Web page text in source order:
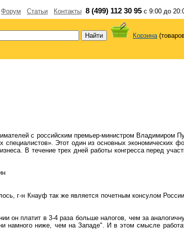
Форум Статьи Контакты 8 (499) 112 30 95 с 9:00 до
Корзина
с российским премьер-министром Владимиром
Этот один из основных экономических
В течение трех дней работы конгресса перед
г-н Кнауф так же является почетным консулом
он платит в 3-4 раза больше налогов, чем за
намного ниже, чем на Западе". И в этом смысле